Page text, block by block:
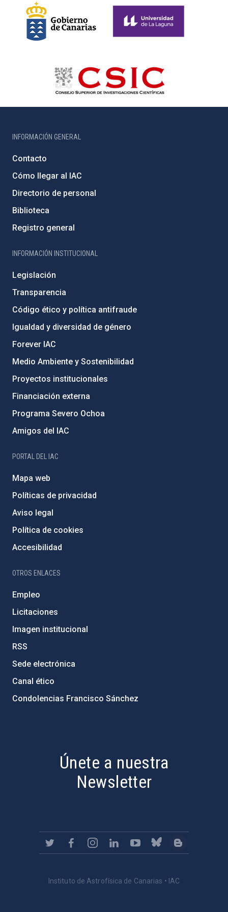
INFORMACIÓN GENERAL
Contacto
Cómo llegar al IAC
Directorio de personal
Biblioteca
Registro general
INFORMACIÓN INSTITUCIONAL
Legislación
Transparencia
Código ético y política antifraude
Igualdad y diversidad de género
Forever IAC
Medio Ambiente y Sostenibilidad
Proyectos institucionales
Financiación externa
Programa Severo Ochoa
Amigos del IAC
PORTAL DEL IAC
Mapa web
Políticas de privacidad
Aviso legal
Política de cookies
Accesibilidad
OTROS ENLACES
Empleo
Licitaciones
Imagen institucional
RSS
Sede electrónica
Canal ético
Condolencias Francisco Sánchez
Únete a nuestra
Newsletter
Instituto de Astrofísica de Canarias • IAC